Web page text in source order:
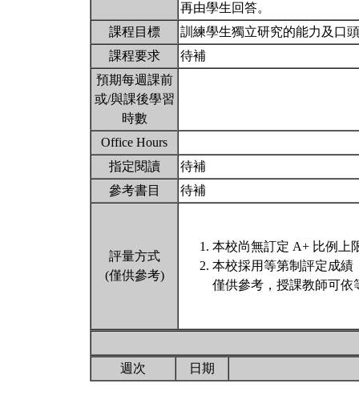
再由學生回答。
課程目標
訓練學生獨立研究的能力及口
課程要求
待補
預期每週課前
或/與課後學習
時數
Office Hours
指定閱讀
待補
參考書目
待補
評量方式
(僅供參考)
本校尚無訂定 A+ 比例上
本校採用等第制評定成績
僅供參考，授課教師可依
週次 日期